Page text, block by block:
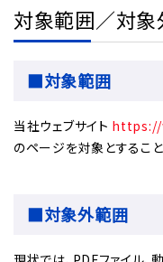
対象範囲／対象
■対象範囲
当社ウェブサイト https://
のページを対象とするこ
■対象外範囲